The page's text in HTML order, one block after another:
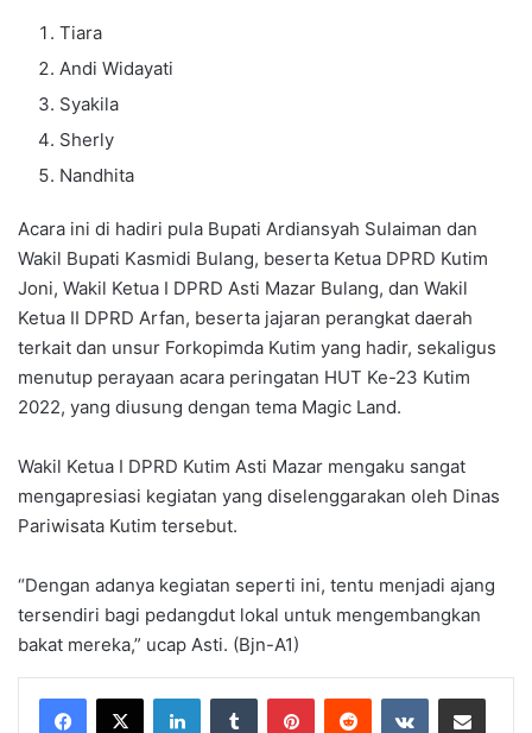
Tiara
Andi Widayati
Syakila
Sherly
Nandhita
Acara ini di hadiri pula Bupati Ardiansyah Sulaiman dan
Wakil Bupati Kasmidi Bulang, beserta Ketua DPRD Kutim
Joni, Wakil Ketua I DPRD Asti Mazar Bulang, dan Wakil
Ketua II DPRD Arfan, beserta jajaran perangkat daerah
terkait dan unsur Forkopimda Kutim yang hadir, sekaligus
menutup perayaan acara peringatan HUT Ke-23 Kutim
2022, yang diusung dengan tema Magic Land.
Wakil Ketua I DPRD Kutim Asti Mazar mengaku sangat
mengapresiasi kegiatan yang diselenggarakan oleh Dinas
Pariwisata Kutim tersebut.
“Dengan adanya kegiatan seperti ini, tentu menjadi ajang
tersendiri bagi pedangdut lokal untuk mengembangkan
bakat mereka,” ucap Asti. (Bjn-A1)